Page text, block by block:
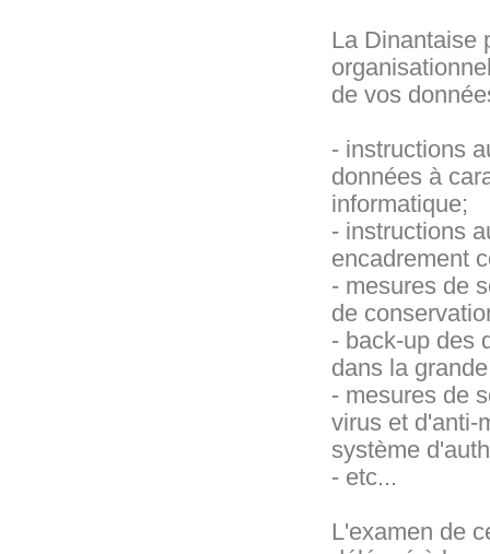
La Dinantaise
de vos
- instructions
données à
informatique;
- instructions
encadrement
- mesures de
de
- back-up des
dans la
- mesures de
virus et d'anti-
système
- etc...
L'examen de